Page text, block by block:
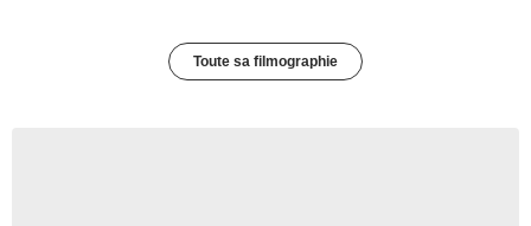
Toute sa filmographie